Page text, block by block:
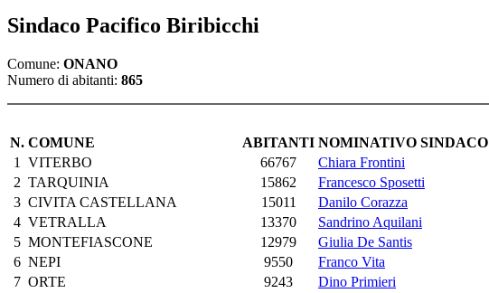
Sindaco Pacifico Biribicchi
Comune: ONANO
Numero di abitanti: 865
N. COMUNE ABITANTI NOMINATIVO SINDACO
1
VITERBO 66767
Chiara Frontini
2 TARQUINIA 15862
Francesco Sposetti
3 CIVITA CASTELLANA 15011
Danilo Corazza
4 VETRALLA 13370
Sandrino Aquilani
5 MONTEFIASCONE 12979
Giulia De Santis
6 NEPI 9550
Franco Vita
7 ORTE 9243
Dino Primieri